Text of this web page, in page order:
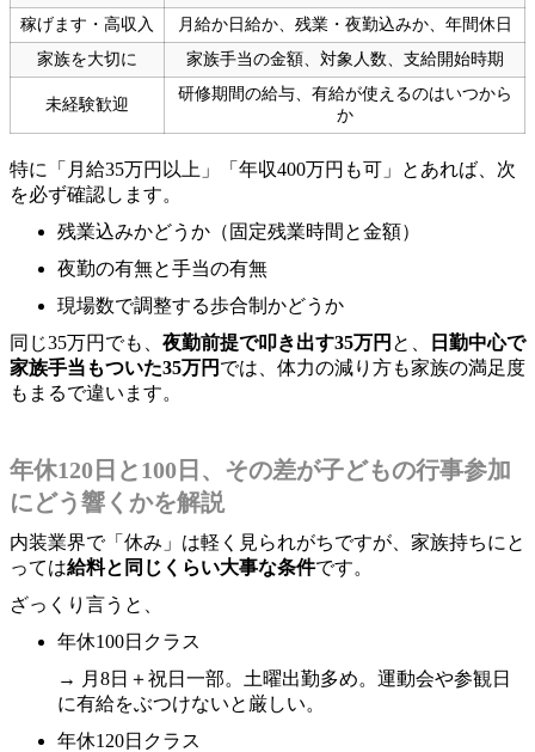
稼げます・高収入
月給か日給か、残業・夜勤込みか、年間休日
家族を大切に
家族手当の金額、対象人数、支給開始時期
未経験歓迎
研修期間の給与、有給が使えるのはいつから
か
特に「月給35万円以上」「年収400万円も可」とあれば、次
を必ず確認します。
残業込みかどうか（固定残業時間と金額）
夜勤の有無と手当の有無
現場数で調整する歩合制かどうか
同じ35万円でも、 夜勤前提で叩き出す35万円 と、
日勤中心で
家族手当もついた35万円 では、体力の減り方も家族の満足度
もまるで違います。
年休120日と100日、その差が子どもの行事参加
にどう響くかを解説
内装業界で「休み」は軽く見られがちですが、家族持ちにと
っては給料と同じくらい大事な条件です。
ざっくり言うと、
年休100日クラス
→ 月8日＋祝日一部。土曜出勤多め。運動会や参観日
に有給をぶつけないと厳しい。
年休120日クラス